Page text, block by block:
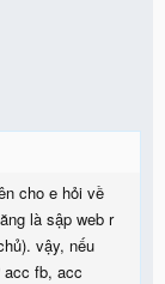
cho e hỏi về
là sập web r
vậy, nếu
acc fb, acc